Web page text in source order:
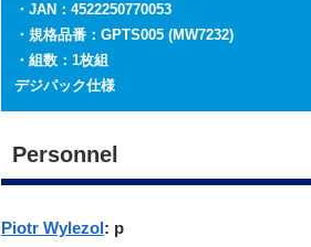
・JAN：4522250770053
・規格品番：GPTS005 (MW7232)
・組数：1枚組
デジパック仕様
Personnel
Piotr Wylezol: p